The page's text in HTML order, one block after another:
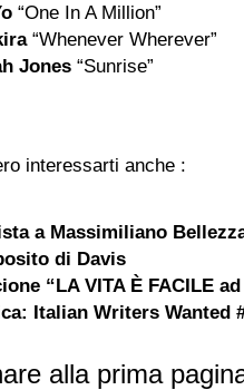
“One In A Million”
“Whenever Wherever”
Jones “Sunrise”
interessarti anche :
a Massimiliano
di Davis
“LA VITA È FACILE
Italian Writers Wanted
alla prima